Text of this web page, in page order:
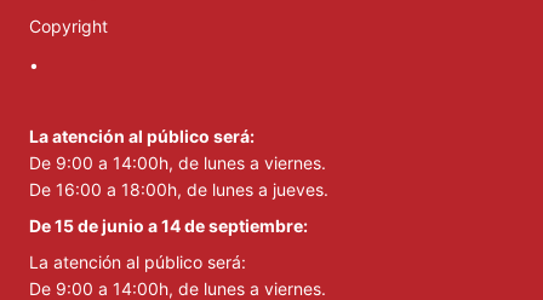
Copyright
•
La atención al público será:
De 9:00 a 14:00h, de lunes a viernes.
De 16:00 a 18:00h, de lunes a jueves.
De 15 de junio a 14 de septiembre:
La atención al público será:
De 9:00 a 14:00h, de lunes a viernes.